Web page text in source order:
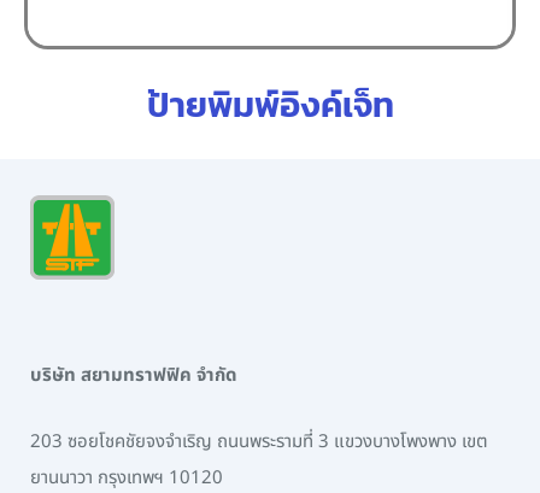
ป้ายพิมพ์อิงค์เจ็ท
บริษัท สยามทราฟฟิค จำกัด
203 ซอยโชคชัยจงจำเริญ ถนนพระรามที่ 3 แขวงบางโพงพาง เขต
ยานนาวา กรุงเทพฯ 10120